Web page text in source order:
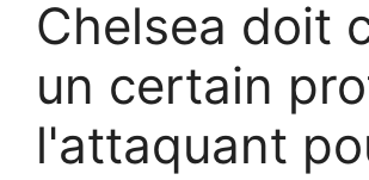
Chelsea doit
un certain
l'attaquant